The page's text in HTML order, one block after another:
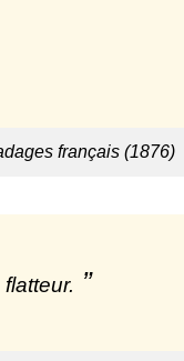
français (1876)